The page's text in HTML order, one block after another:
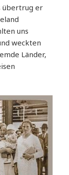
übertrug er
uns
weckten
Länder,